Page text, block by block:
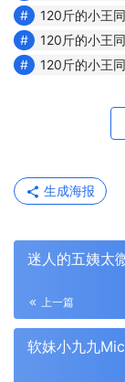
这个写真合集
觉盛宴。每一张
的视觉效果。
120斤的小王
120斤的小王
120斤的小王
生成海报
迷人的五姨太
上一篇
软妹小九九